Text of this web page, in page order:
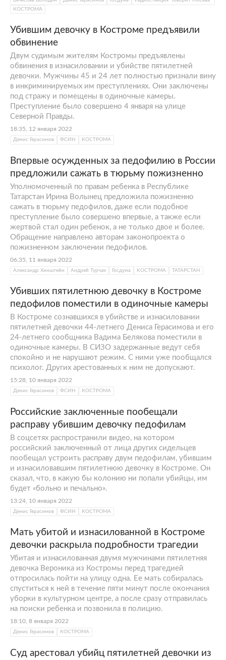
КОСТРОМА
Убившим девочку в Костроме предъявили
обвинение
Двум судимым жителям Костромы предъявлены
обвинения в изнасиловании и убийстве пятилетней
девочки. Мужчины 45 и 24 лет полностью признали вину
в инкриминируемых им преступлениях. Они заключены
под стражу и помещены в одиночные камеры.
Преступление было совершено 4 января на улице
Северной Правды.
18:35, 12 января 2022
Денис Герасимов ФСИН КОСТРОМА
Впервые осужденных за педофилию в России
предложили сажать в тюрьму пожизненно
Уполномоченный по правам ребенка в Республике
Татарстан Ирина Волынец предложила пожизненно
сажать в тюрьму педофилов, даже если подобное
преступление было совершено впервые, а также если
жертвой стал один ребенок, а не только двое и более.
Обращение направлено авторам законопроекта о
пожизненном заключении педофилов.
06:35, 11 января 2022
Александр Хинштейн Андрей Турчак Госдума КОСТРОМА ТАТАРСТАН
Убивших пятилетнюю девочку в Костроме
педофилов поместили в одиночные камеры
В Костроме сознавшихся в убийстве и изнасиловании
пятилетней девочки 44-летнего Дениса Герасимова и его
24-летнего сообщника Вадима Белякова поместили в
одиночные камеры. В СИЗО задержанные ведут себя
спокойно и не нарушают режим. С ними уже пообщался
психолог. Других арестованных к ним не допускают.
15:28, 10 января 2022
Денис Герасимов ФСИН КОСТРОМА
Российские заключенные пообещали
расправу убившим девочку педофилам
В соцсетях распространили видео, на котором
российский заключенный от лица других сидельцев
пообещал устроить расправу двум педофилам, убившим
и изнасиловавшим пятилетнюю девочку в Костроме. Он
сказал, что, в какую бы колонию ни попали убийцы, им
будет «больно и печально».
13:24, 10 января 2022
Денис Герасимов ФСИН КОСТРОМА
Мать убитой и изнасилованной в Костроме
девочки раскрыла подробности трагедии
Убитая и изнасилованная двумя мужчинами пятилетняя
девочка Вероника из Костромы перед трагедией
отпросилась пойти на улицу одна. Ее мать собиралась
спуститься к ней в течение пяти минут после окончания
уборки в культурном центре, а после сразу отправилась
на поиски ребенка и позвонила в полицию.
18:10, 8 января 2022
Денис Герасимов КОСТРОМА
Суд арестовал убийц пятилетней девочки из